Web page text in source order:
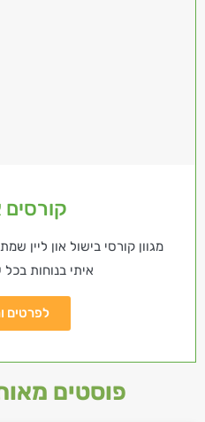
קורסים
מגוון קורסי בישול און ליין
איתי בנוחות
לפרטים
פוסטים